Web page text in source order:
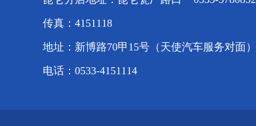
传真：4151118
地址：新博路70甲15号（天使汽车服务对面）
电话：0533-4151114